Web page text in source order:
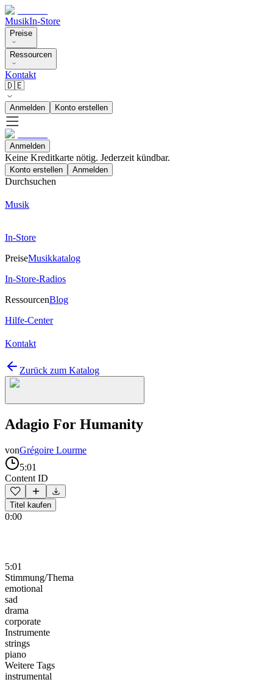
MusikIn-Store
Preise
Ressourcen
Kontakt
🇩🇪
Anmelden Konto erstellen
Anmelden
Keine Kreditkarte nötig. Jederzeit kündbar.
Konto erstellen Anmelden
Durchsuchen
Musik
In-Store
PreiseMusikkatalog
In-Store-Radios
RessourcenBlog
Hilfe-Center
Kontakt
Zurück zum Katalog
Adagio For Humanity
vonGrégoire Lourme
5:01
Content ID
Titel kaufen
0:00
5:01
Stimmung/Thema
emotional
sad
drama
corporate
Instrumente
strings
piano
Weitere Tags
instrumental